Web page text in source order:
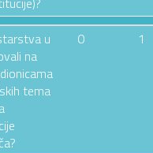
u
na
tema
0 1